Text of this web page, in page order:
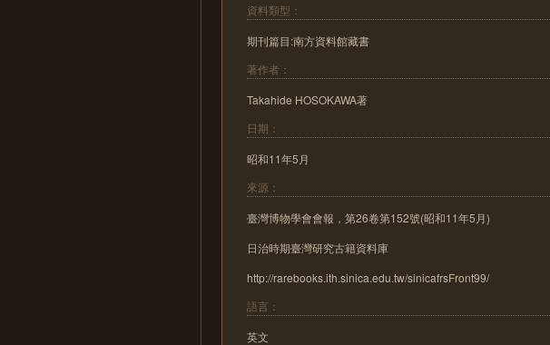
資料類型：
期刊篇目:南方資料館藏書
著作者：
Takahide HOSOKAWA著
日期：
昭和11年5月
來源：
臺灣博物學會會報，第26卷第152號(昭和11年5月)
日治時期臺灣研究古籍資料庫
http://rarebooks.ith.sinica.edu.tw/sinicafrsFront99/
語言：
英文